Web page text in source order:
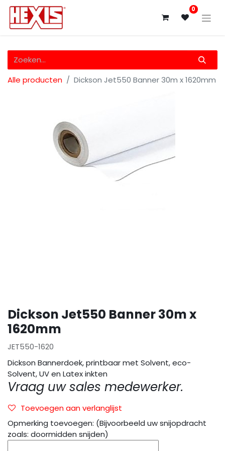
0
Alle producten Dickson Jet550 Banner 30m x 1620mm
Dickson Jet550 Banner 30m x
1620mm
JET550-1620
Dickson Bannerdoek, printbaar met Solvent, eco-
Solvent, UV en Latex inkten
Vraag uw sales medewerker.
Toevoegen aan verlanglijst
Opmerking toevoegen: (Bijvoorbeeld uw snijopdracht
zoals: doormidden snijden)